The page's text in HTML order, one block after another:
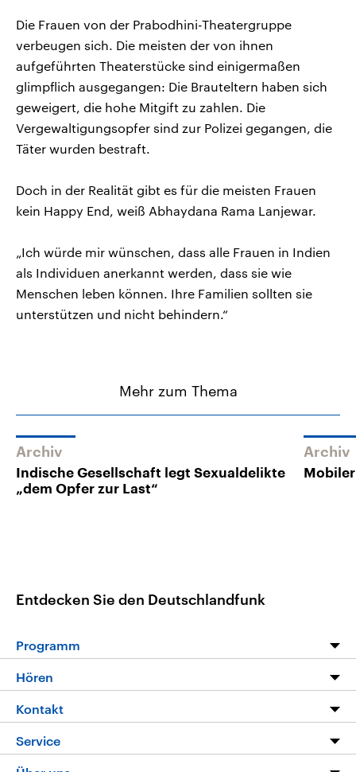
Die Frauen von der Prabodhini-Theatergruppe
verbeugen sich. Die meisten der von ihnen
aufgeführten Theaterstücke sind einigermaßen
glimpflich ausgegangen: Die Brauteltern haben sich
geweigert, die hohe Mitgift zu zahlen. Die
Vergewaltigungsopfer sind zur Polizei gegangen, die
Täter wurden bestraft.
Doch in der Realität gibt es für die meisten Frauen
kein Happy End, weiß Abhaydana Rama Lanjewar.
„Ich würde mir wünschen, dass alle Frauen in Indien
als Individuen anerkannt werden, dass sie wie
Menschen leben können. Ihre Familien sollten sie
unterstützen und nicht behindern.“
Mehr zum Thema
Archiv
Indische Gesellschaft legt Sexualdelikte
„dem Opfer zur Last“
Archiv
Entdecken Sie den Deutschlandfunk
Programm
Programm
Die Nachrichten
Nachrichtenleicht
Hören
Livestream
Podcasts
Kontakt
Hörerservice
Service
FAQ